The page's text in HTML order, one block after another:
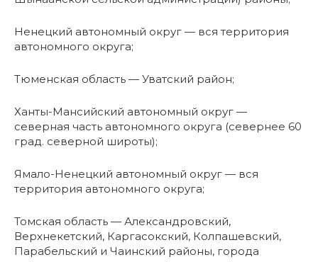
Ненецкий автономный округ — вся территория
автономного округа;
Тюменская область — Уватский район;
Ханты-Мансийский автономный округ —
северная часть автономного округа (севернее 60
град. северной широты);
Ямало-Ненецкий автономный округ — вся
территория автономного округа;
Томская область — Александровский,
Верхнекетский, Каргасокский, Колпашевский,
Парабельский и Чаинский районы, города